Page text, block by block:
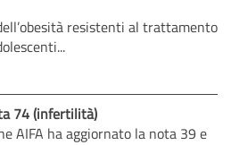
resistenti al trattamento
74 (infertilità)
AIFA ha aggiornato la nota 39 e